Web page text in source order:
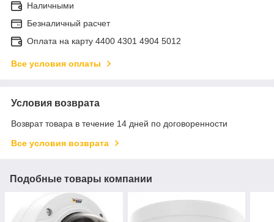
Наличными
Безналичный расчет
Оплата на карту 4400 4301 4904 5012
Все условия оплаты
Условия возврата
Возврат товара в течение 14 дней по договоренности
Все условия возврата
Подобные товары компании